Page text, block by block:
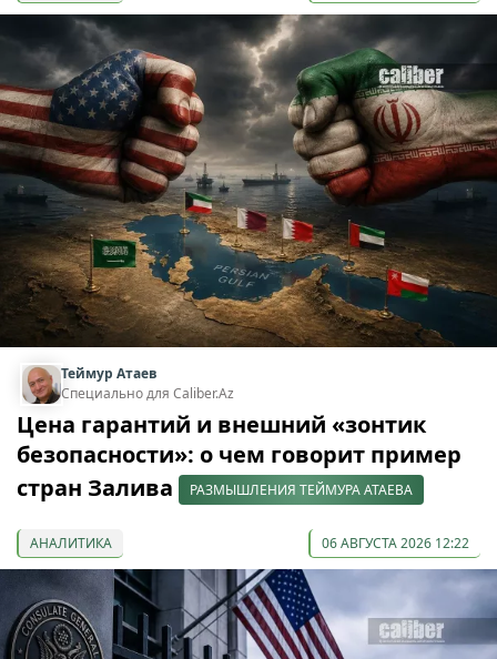
Теймур Атаев
Специально для Caliber.Az
Цена гарантий и внешний «зонтик
безопасности»: о чем говорит пример
стран Залива
РАЗМЫШЛЕНИЯ ТЕЙМУРА АТАЕВА
АНАЛИТИКА 06 АВГУСТА 2026 12:22